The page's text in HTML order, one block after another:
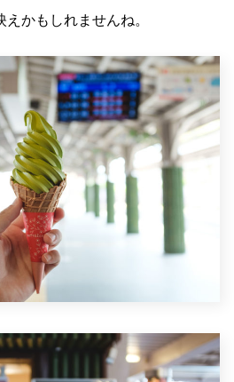
かもしれませんね。